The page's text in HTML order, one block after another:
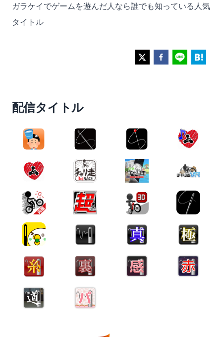
ガラケイでゲームを遊んだ人なら誰でも知っている人気
タイトル
配信タイトル